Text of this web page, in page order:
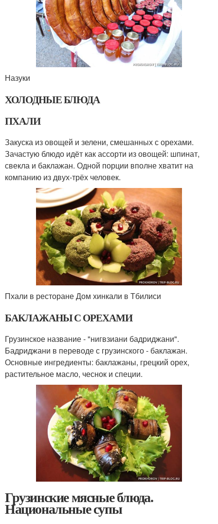
Назуки
ХОЛОДНЫЕ БЛЮДА
ПХАЛИ
Закуска из овощей и зелени, смешанных с орехами.
Зачастую блюдо идёт как ассорти из овощей: шпинат,
свекла и баклажан. Одной порции вполне хватит на
компанию из двух-трёх человек.
Пхали в ресторане Дом хинкали в Тбилиси
БАКЛАЖАНЫ С ОРЕХАМИ
Грузинское название - "нигвзиани бадриджани".
Бадриджани в переводе с грузинского - баклажан.
Основные ингредиенты: баклажаны, грецкий орех,
растительное масло, чеснок и специи.
Грузинские мясные блюда.
Национальные супы